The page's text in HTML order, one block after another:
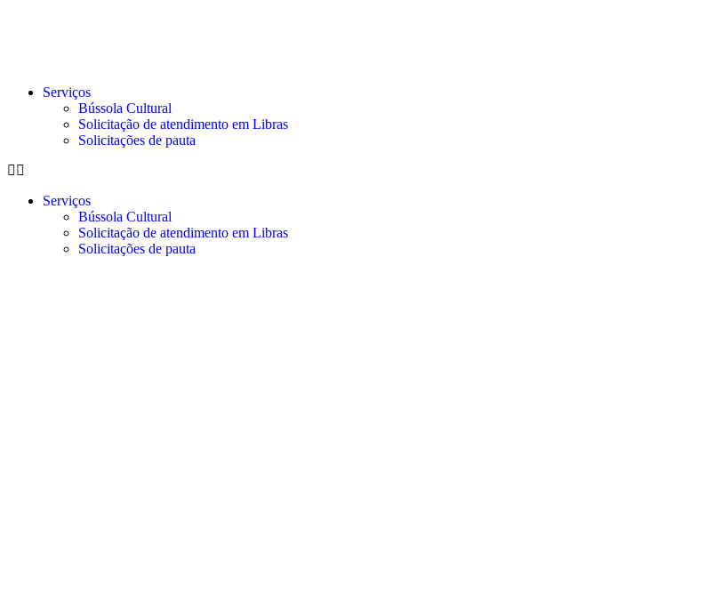
Serviços
Bússola Cultural
Solicitação de atendimento em Libras
Solicitações de pauta
Serviços
Bússola Cultural
Solicitação de atendimento em Libras
Solicitações de pauta